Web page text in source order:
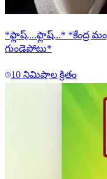
*ఫ్లాష్....ఫ్లాష్...* *కేంద్ర
గుండెపోటు*
10 నిమిషాల క్రితం